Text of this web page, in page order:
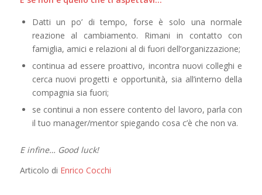
Datti un po’ di tempo, forse è solo una normale
reazione al cambiamento. Rimani in contatto con
famiglia, amici e relazioni al di fuori dell’organizzazione;
continua ad essere proattivo, incontra nuovi colleghi e
cerca nuovi progetti e opportunità, sia all’interno della
compagnia sia fuori;
se continui a non essere contento del lavoro, parla con
il tuo manager/mentor spiegando cosa c’è che non va.
E infine… Good luck!
Articolo di Enrico Cocchi